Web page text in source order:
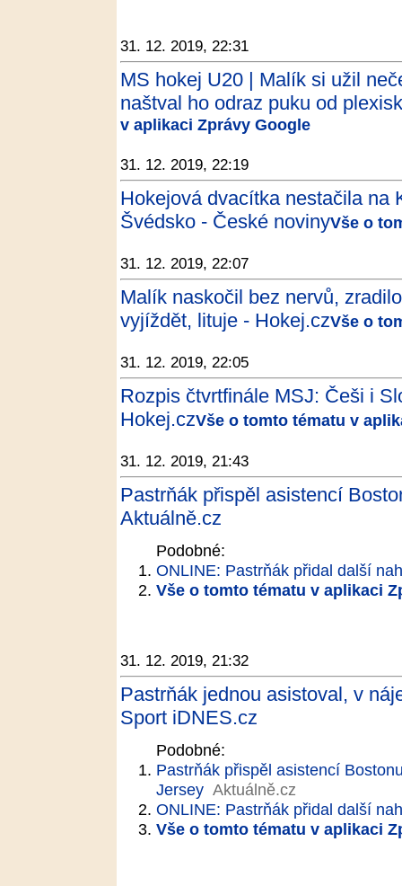
31. 12. 2019, 22:31
MS hokej U20 | Malík si užil
naštval ho odraz puku od
v aplikaci Zprávy Google
31. 12. 2019, 22:19
Hokejová dvacítka nestačila na
Švédsko - České novinyVše o
31. 12. 2019, 22:07
Malík naskočil bez nervů,
vyjíždět, lituje - Hokej.czVše o
31. 12. 2019, 22:05
Rozpis čtvrtfinále MSJ: Češi i
Hokej.czVše o tomto tématu v
31. 12. 2019, 21:43
Pastrňák přispěl asistencí
Aktuálně.cz
Podobné:
ONLINE: Pastrňák přidal další
Vše o tomto tématu v aplikaci
31. 12. 2019, 21:32
Pastrňák jednou asistoval, v
Sport iDNES.cz
Podobné:
Pastrňák přispěl asistencí
Jersey Aktuálně.cz
ONLINE: Pastrňák přidal další
Vše o tomto tématu v aplikaci